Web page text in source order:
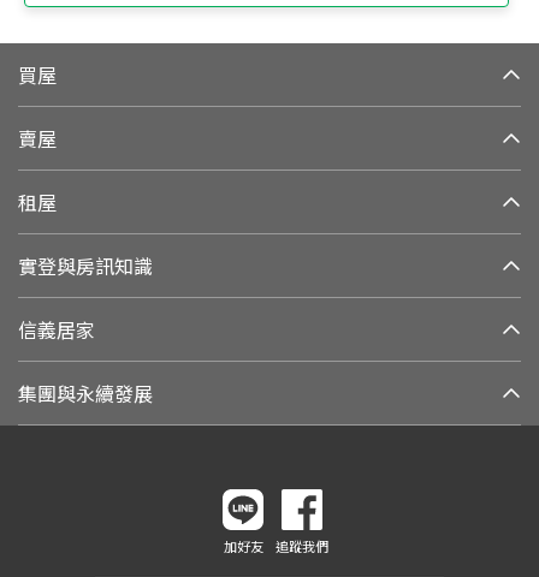
買屋
賣屋
租屋
實登與房訊知識
信義居家
集團與永續發展
加好友 追蹤我們